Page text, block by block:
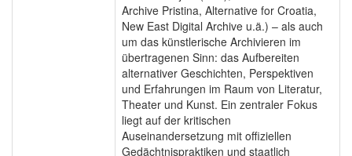
Archive Pristina, Alternative for Croatia,
New East Digital Archive u.ä.) – als auch
um das künstlerische Archivieren im
übertragenen Sinn: das Aufbereiten
alternativer Geschichten, Perspektiven
und Erfahrungen im Raum von Literatur,
Theater und Kunst. Ein zentraler Fokus
liegt auf der kritischen
Auseinandersetzung mit offiziellen
Gedächtnispraktiken und staatlich